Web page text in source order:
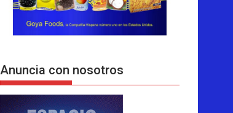
Anuncia con nosotros